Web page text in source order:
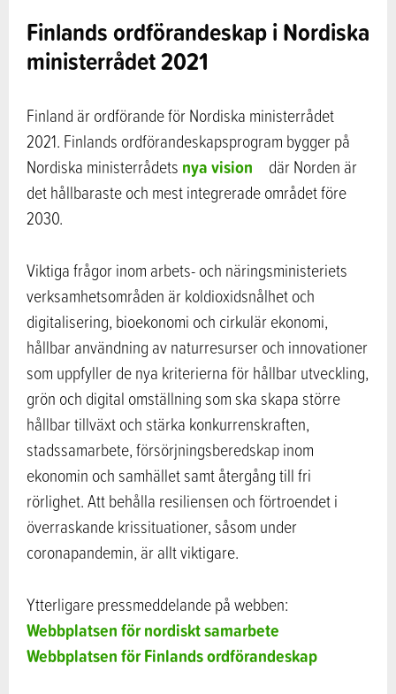
Finlands ordförandeskap i Nordiska
ministerrådet 2021
Finland är ordförande för Nordiska ministerrådet
2021. Finlands ordförandeskapsprogram bygger på
Nordiska ministerrådets nya vision
där Norden är
det hållbaraste och mest integrerade området före
2030.
Viktiga frågor inom arbets- och näringsministeriets
verksamhetsområden är koldioxidsnålhet och
digitalisering, bioekonomi och cirkulär ekonomi,
hållbar användning av naturresurser och innovationer
som uppfyller de nya kriterierna för hållbar utveckling,
grön och digital omställning som ska skapa större
hållbar tillväxt och stärka konkurrenskraften,
stadssamarbete, försörjningsberedskap inom
ekonomin och samhället samt återgång till fri
rörlighet. Att behålla resiliensen och förtroendet i
överraskande krissituationer, såsom under
coronapandemin, är allt viktigare.
Ytterligare pressmeddelande på webben:
Webbplatsen för nordiskt samarbete
Webbplatsen för Finlands ordförandeskap